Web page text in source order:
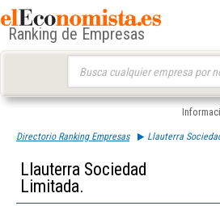
Ranking de Empresas
Directorio Ranking Empresas Llauterra
Llauterra Sociedad
Limitada.